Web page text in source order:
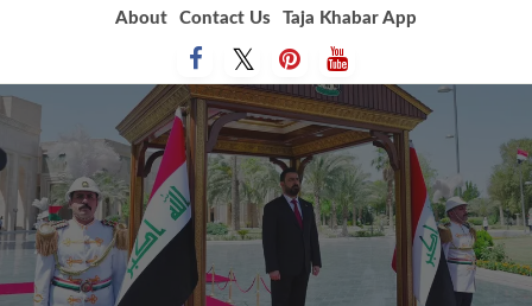
About Contact Us Taja Khabar App